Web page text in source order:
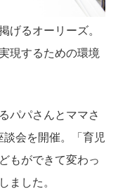
げるオーリーズ。
現するための環境
パパさんとママさ
会を開催。「育児
もができて変わっ
ました。